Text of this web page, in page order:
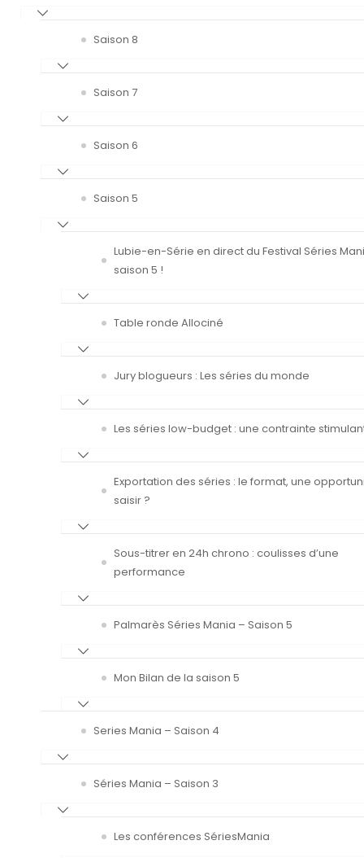
Saison 8
Saison 7
Saison 6
Saison 5
Lubie-en-Série en direct du Festival Séries
saison 5 !
Table ronde Allociné
Jury blogueurs : Les séries du monde
Les séries low-budget : une contrainte
Exportation des séries : le format, une
saisir ?
Sous-titrer en 24h chrono : coulisses d’une
performance
Palmarès Séries Mania – Saison 5
Mon Bilan de la saison 5
Series Mania – Saison 4
Séries Mania – Saison 3
Les conférences SériesMania